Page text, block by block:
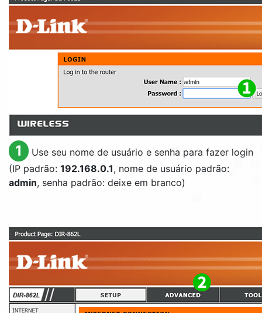
1
Use seu nome de usuário e senha para fazer login
(IP padrão: 192.168.0.1, nome de usuário padrão:
admin, senha padrão: deixe em branco)